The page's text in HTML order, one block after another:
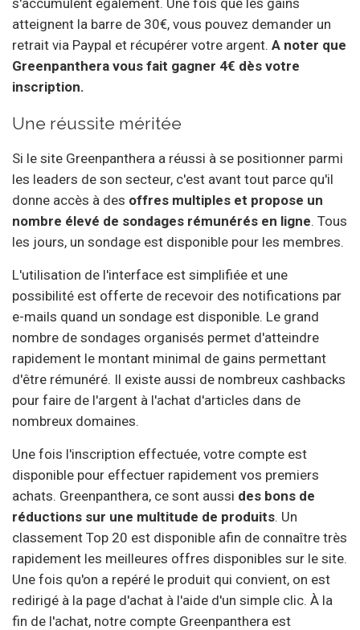
s'accumulent également. Une fois que les gains
atteignent la barre de 30€, vous pouvez demander un
retrait via Paypal et récupérer votre argent. A noter que
Greenpanthera vous fait gagner 4€ dès votre
inscription.
Une réussite méritée
Si le site Greenpanthera a réussi à se positionner parmi
les leaders de son secteur, c'est avant tout parce qu'il
donne accès à des offres multiples et propose un
nombre élevé de sondages rémunérés en ligne. Tous
les jours, un sondage est disponible pour les membres.
L'utilisation de l'interface est simplifiée et une
possibilité est offerte de recevoir des notifications par
e-mails quand un sondage est disponible. Le grand
nombre de sondages organisés permet d'atteindre
rapidement le montant minimal de gains permettant
d'être rémunéré. Il existe aussi de nombreux cashbacks
pour faire de l'argent à l'achat d'articles dans de
nombreux domaines.
Une fois l'inscription effectuée, votre compte est
disponible pour effectuer rapidement vos premiers
achats. Greenpanthera, ce sont aussi des bons de
réductions sur une multitude de produits. Un
classement Top 20 est disponible afin de connaître très
rapidement les meilleures offres disponibles sur le site.
Une fois qu'on a repéré le produit qui convient, on est
redirigé à la page d'achat à l'aide d'un simple clic. À la
fin de l'achat, notre compte Greenpanthera est